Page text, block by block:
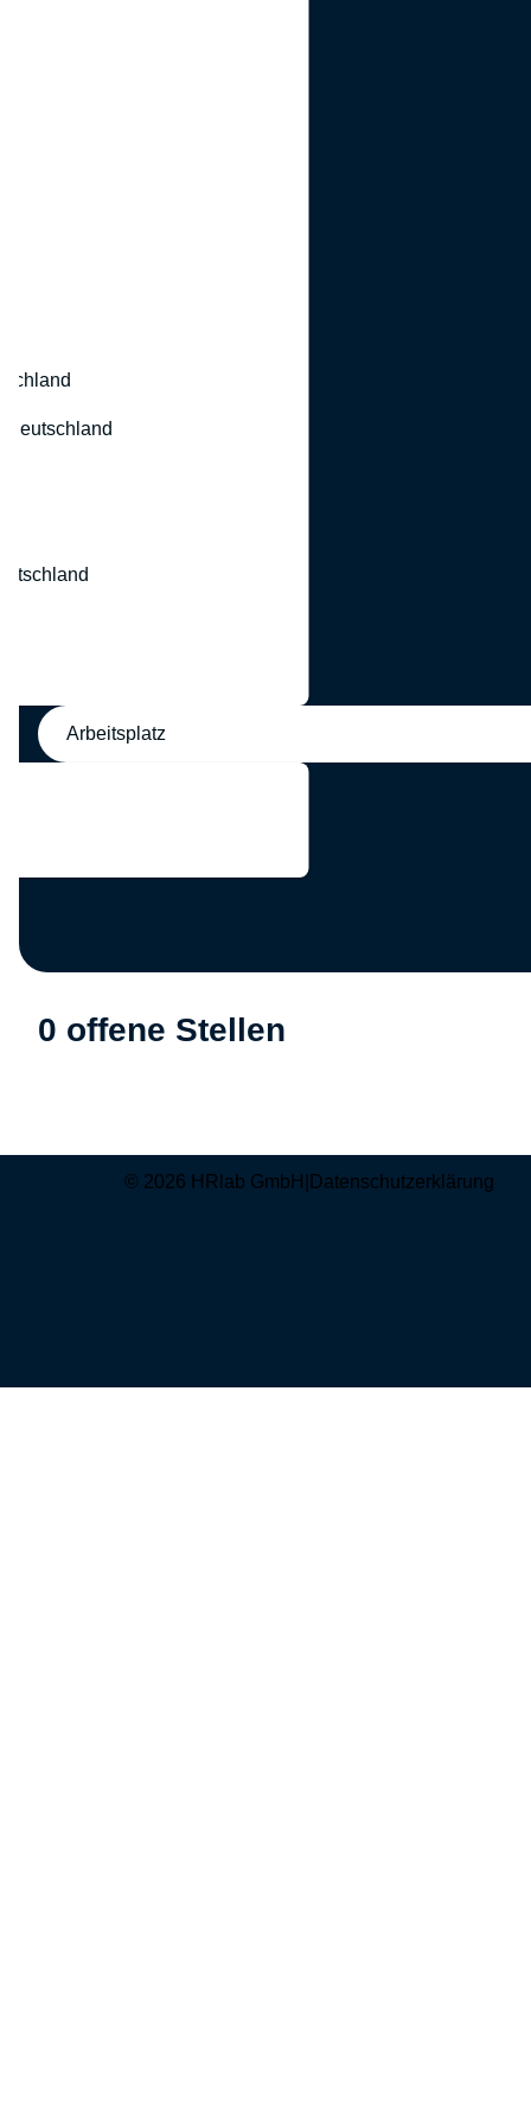
Arbeitsplatz
0 offene Stellen
© 2026 HRlab GmbH Datenschutzerklärung